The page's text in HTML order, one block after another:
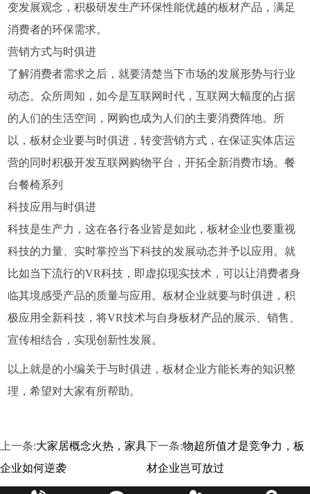
变发展观念，积极研发生产环保性能优越的板材产品，满足
消费者的环保需求。
营销方式与时俱进
了解消费者需求之后，就要清楚当下市场的发展形势与行业
动态。众所周知，如今是互联网时代，互联网大幅度的占据
的人们的生活空间，网购也成为人们的主要消费阵地。所
以，板材企业要与时俱进，转变营销方式，在保证实体店运
营的同时积极开发互联网购物平台，开拓全新消费市场。餐
台餐椅系列
科技应用与时俱进
科技是生产力，这在各行各业皆是如此，板材企业也要重视
科技的力量、实时掌控当下科技的发展动态并予以应用。就
比如当下流行的VR科技，即虚拟现实技术，可以让消费者身
临其境感受产品的质量与应用。板材企业就要与时俱进，积
极应用全新科技，将VR技术与自身板材产品的展示、销售、
宣传相结合，实现创新性发展。
以上就是的小编关于与时俱进，板材企业方能长寿的知识整
理，希望对大家有所帮助。
上一条:大家居概念火热，家具
企业如何逆袭
下一条:物超所值才是竞争力，板
材企业岂可放过